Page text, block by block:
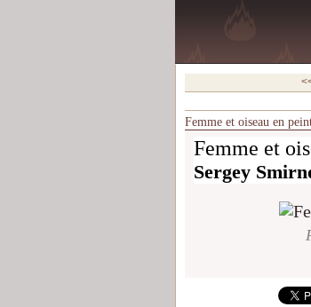
Femme et oiseau en
Femme et
Sergey